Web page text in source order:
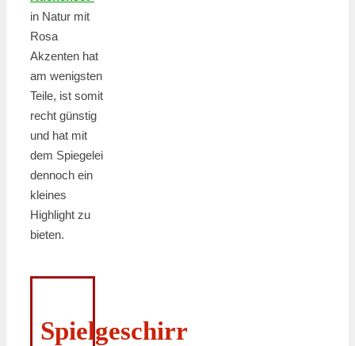
in Natur mit
Rosa
Akzenten hat
am wenigsten
Teile, ist somit
recht günstig
und hat mit
dem Spiegelei
dennoch ein
kleines
Highlight zu
bieten.
Spielgeschirr